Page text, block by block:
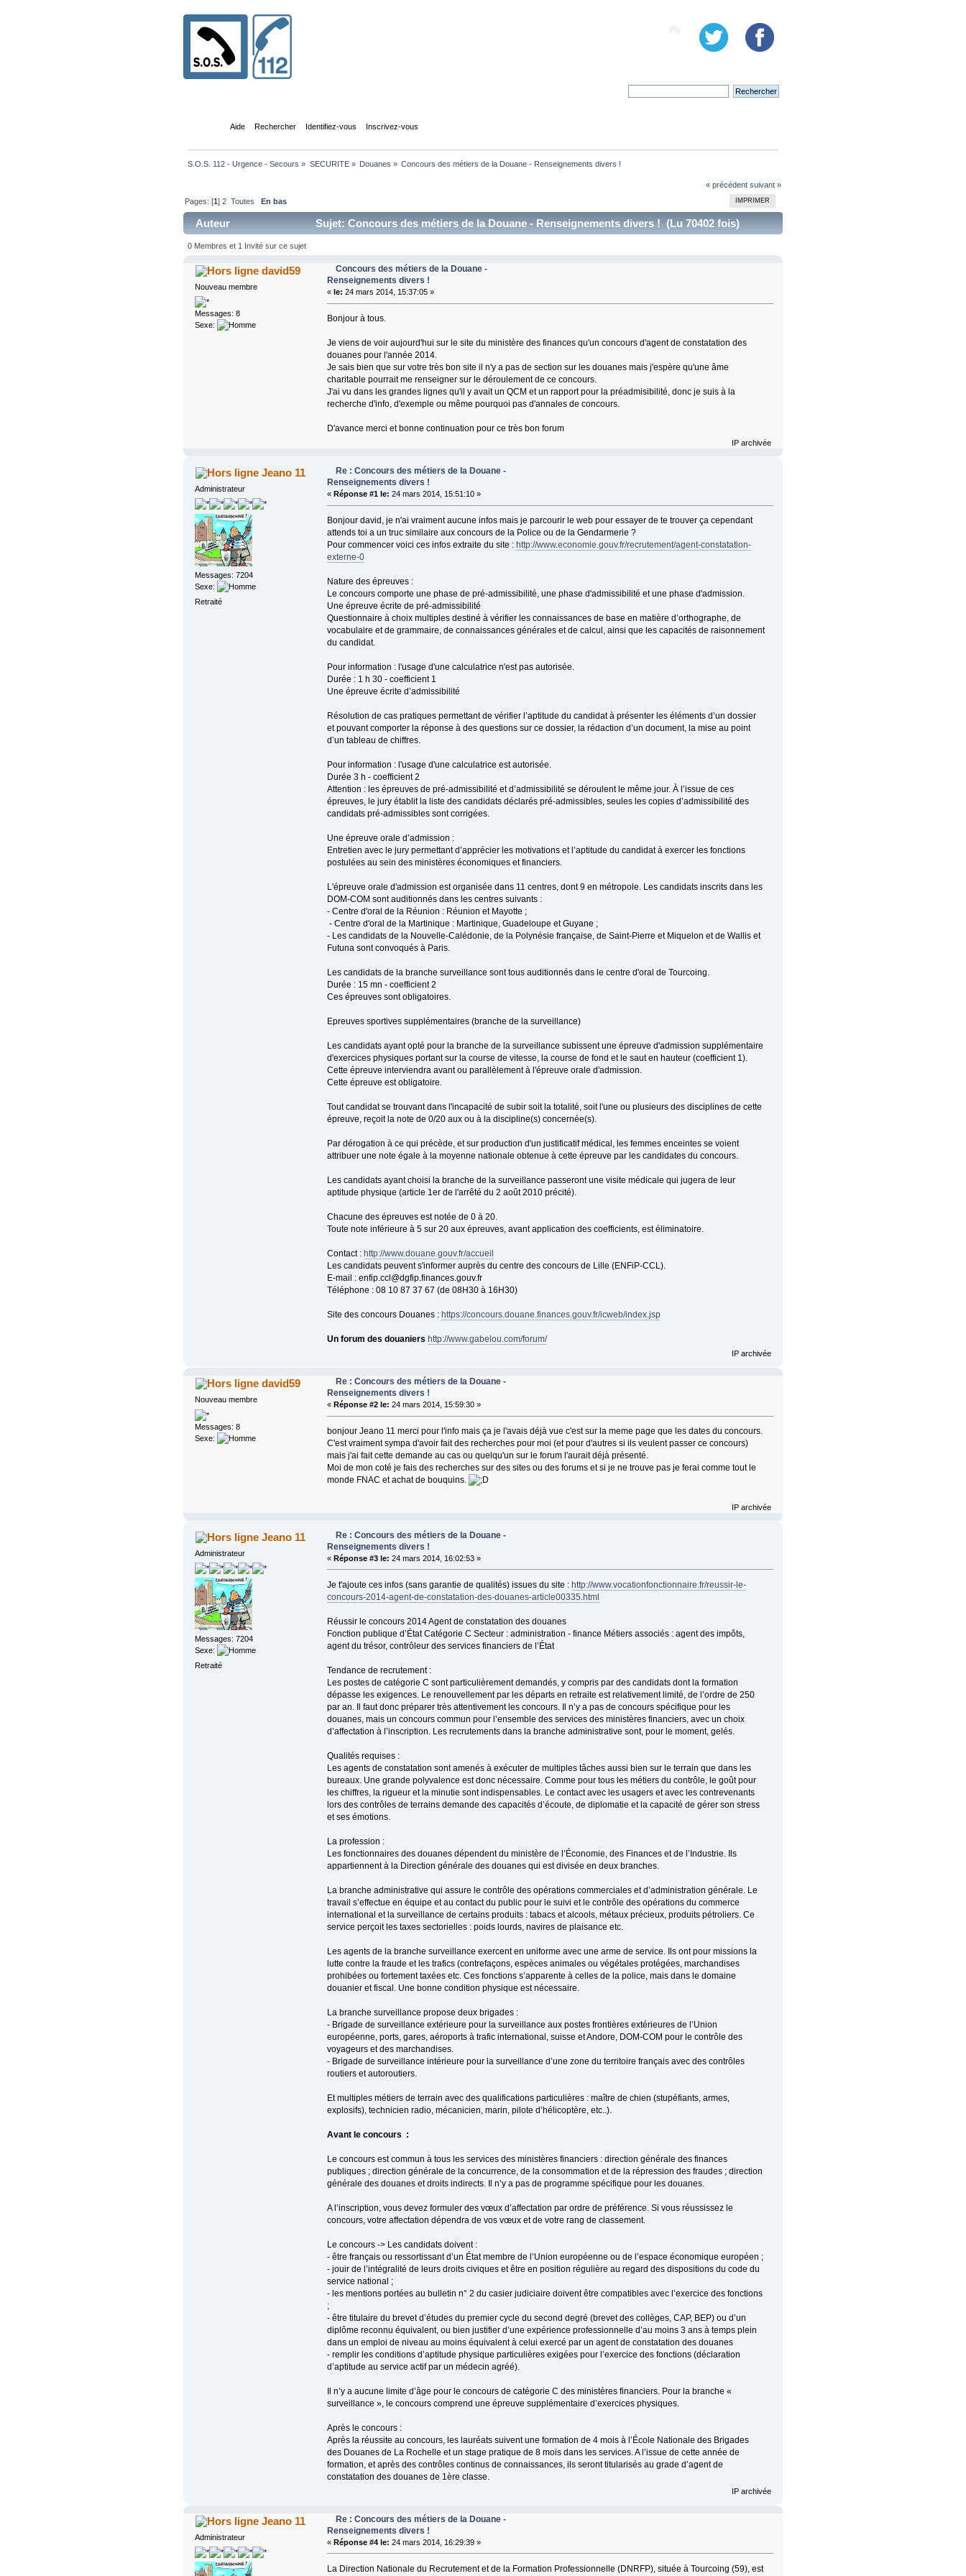
Aide Rechercher Identifiez-vous Inscrivez-vous
S.O.S. 112 - Urgence - Secours » SECURITE» Douanes » Concours des métiers de la Douane - Renseignements divers !
« précédent suivant »
IMPRIMER
Pages: [1]2 Toutes En bas
Auteur Sujet: Concours des métiers de la Douane - Renseignements divers ! (Lu 70402 fois)
0 Membres et 1 Invité sur ce sujet
david59
Nouveau membre
Messages: 8
Sexe:
Concours des métiers de la Douane -
Renseignements divers !
« le: 24 mars 2014, 15:37:05 »
Bonjour à tous.
Je viens de voir aujourd'hui sur le site du ministère des finances qu'un concours d'agent de constatation des
douanes pour l'année 2014.
Je sais bien que sur votre très bon site il n'y a pas de section sur les douanes mais j'espère qu'une âme
charitable pourrait me renseigner sur le déroulement de ce concours.
J'ai vu dans les grandes lignes qu'il y avait un QCM et un rapport pour la préadmisibilité, donc je suis à la
recherche d'info, d'exemple ou même pourquoi pas d'annales de concours.
D'avance merci et bonne continuation pour ce très bon forum
IP archivée
Jeano 11
Administrateur
Messages: 7204
Sexe:
Retraité
Re : Concours des métiers de la Douane -
Renseignements divers !
« Réponse #1 le: 24 mars 2014, 15:51:10 »
Bonjour david, je n'ai vraiment aucune infos mais je parcourir le web pour essayer de te trouver ça cependant
attends toi a un truc similaire aux concours de la Police ou de la Gendarmerie ?
Pour commencer voici ces infos extraite du site : http://www.economie.gouv.fr/recrutement/agent-constatation-
externe-0
Nature des épreuves :
Le concours comporte une phase de pré-admissibilité, une phase d'admissibilité et une phase d'admission.
Une épreuve écrite de pré-admissibilité
Questionnaire à choix multiples destiné à vérifier les connaissances de base en matière d’orthographe, de
vocabulaire et de grammaire, de connaissances générales et de calcul, ainsi que les capacités de raisonnement
du candidat.
Pour information : l'usage d'une calculatrice n'est pas autorisée.
Durée : 1 h 30 - coefficient 1
Une épreuve écrite d’admissibilité
Résolution de cas pratiques permettant de vérifier l’aptitude du candidat à présenter les éléments d’un dossier
et pouvant comporter la réponse à des questions sur ce dossier, la rédaction d’un document, la mise au point
d’un tableau de chiffres.
Pour information : l'usage d'une calculatrice est autorisée.
Durée 3 h - coefficient 2
Attention : les épreuves de pré-admissibilité et d’admissibilité se déroulent le même jour. À l’issue de ces
épreuves, le jury établit la liste des candidats déclarés pré-admissibles, seules les copies d’admissibilité des
candidats pré-admissibles sont corrigées.
Une épreuve orale d’admission :
Entretien avec le jury permettant d’apprécier les motivations et l’aptitude du candidat à exercer les fonctions
postulées au sein des ministères économiques et financiers.
L'épreuve orale d'admission est organisée dans 11 centres, dont 9 en métropole. Les candidats inscrits dans les
DOM-COM sont auditionnés dans les centres suivants :
- Centre d'oral de la Réunion : Réunion et Mayotte ;
- Centre d'oral de la Martinique : Martinique, Guadeloupe et Guyane ;
- Les candidats de la Nouvelle-Calédonie, de la Polynésie française, de Saint-Pierre et Miquelon et de Wallis et
Futuna sont convoqués à Paris.
Les candidats de la branche surveillance sont tous auditionnés dans le centre d'oral de Tourcoing.
Durée : 15 mn - coefficient 2
Ces épreuves sont obligatoires.
Epreuves sportives supplémentaires (branche de la surveillance)
Les candidats ayant opté pour la branche de la surveillance subissent une épreuve d'admission supplémentaire
d'exercices physiques portant sur la course de vitesse, la course de fond et le saut en hauteur (coefficient 1).
Cette épreuve interviendra avant ou parallèlement à l'épreuve orale d'admission.
Cette épreuve est obligatoire.
Tout candidat se trouvant dans l'incapacité de subir soit la totalité, soit l'une ou plusieurs des disciplines de cette
épreuve, reçoit la note de 0/20 aux ou à la discipline(s) concernée(s).
Par dérogation à ce qui précède, et sur production d'un justificatif médical, les femmes enceintes se voient
attribuer une note égale à la moyenne nationale obtenue à cette épreuve par les candidates du concours.
Les candidats ayant choisi la branche de la surveillance passeront une visite médicale qui jugera de leur
aptitude physique (article 1er de l'arrêté du 2 août 2010 précité).
Chacune des épreuves est notée de 0 à 20.
Toute note inférieure à 5 sur 20 aux épreuves, avant application des coefficients, est éliminatoire.
Contact : http://www.douane.gouv.fr/accueil
Les candidats peuvent s'informer auprès du centre des concours de Lille (ENFiP-CCL).
E-mail : enfip.ccl@dgfip.finances.gouv.fr
Téléphone : 08 10 87 37 67 (de 08H30 à 16H30)
Site des concours Douanes : https://concours.douane.finances.gouv.fr/icweb/index.jsp
Un forum des douaniers http://www.gabelou.com/forum/
IP archivée
david59
Nouveau membre
Messages: 8
Sexe:
Re : Concours des métiers de la Douane -
Renseignements divers !
« Réponse #2 le: 24 mars 2014, 15:59:30 »
bonjour Jeano 11 merci pour l'info mais ça je l'avais déjà vue c'est sur la meme page que les dates du concours.
C'est vraiment sympa d'avoir fait des recherches pour moi (et pour d'autres si ils veulent passer ce concours)
mais j'ai fait cette demande au cas ou quelqu'un sur le forum l'aurait déjà présenté.
Moi de mon coté je fais des recherches sur des sites ou des forums et si je ne trouve pas je ferai comme tout le
monde FNAC et achat de bouquins.
IP archivée
Jeano 11
Administrateur
Messages: 7204
Sexe:
Retraité
Re : Concours des métiers de la Douane -
Renseignements divers !
« Réponse #3 le: 24 mars 2014, 16:02:53 »
Je t'ajoute ces infos (sans garantie de qualités) issues du site : http://www.vocationfonctionnaire.fr/reussir-le-
concours-2014-agent-de-constatation-des-douanes-article00335.html
Réussir le concours 2014 Agent de constatation des douanes
Fonction publique d’État Catégorie C Secteur : administration - finance Métiers associés : agent des impôts,
agent du trésor, contrôleur des services financiers de l’État
Tendance de recrutement :
Les postes de catégorie C sont particulièrement demandés, y compris par des candidats dont la formation
dépasse les exigences. Le renouvellement par les départs en retraite est relativement limité, de l’ordre de 250
par an. Il faut donc préparer très attentivement les concours. Il n’y a pas de concours spécifique pour les
douanes, mais un concours commun pour l’ensemble des services des ministères financiers, avec un choix
d’affectation à l’inscription. Les recrutements dans la branche administrative sont, pour le moment, gelés.
Qualités requises :
Les agents de constatation sont amenés à exécuter de multiples tâches aussi bien sur le terrain que dans les
bureaux. Une grande polyvalence est donc nécessaire. Comme pour tous les métiers du contrôle, le goût pour
les chiffres, la rigueur et la minutie sont indispensables. Le contact avec les usagers et avec les contrevenants
lors des contrôles de terrains demande des capacités d’écoute, de diplomatie et la capacité de gérer son stress
et ses émotions.
La profession :
Les fonctionnaires des douanes dépendent du ministère de l’Économie, des Finances et de l’Industrie. Ils
appartiennent à la Direction générale des douanes qui est divisée en deux branches.
La branche administrative qui assure le contrôle des opérations commerciales et d’administration générale. Le
travail s’effectue en équipe et au contact du public pour le suivi et le contrôle des opérations du commerce
international et la surveillance de certains produits : tabacs et alcools, métaux précieux, produits pétroliers. Ce
service perçoit les taxes sectorielles : poids lourds, navires de plaisance etc.
Les agents de la branche surveillance exercent en uniforme avec une arme de service. Ils ont pour missions la
lutte contre la fraude et les trafics (contrefaçons, espèces animales ou végétales protégées, marchandises
prohibées ou fortement taxées etc. Ces fonctions s’apparente à celles de la police, mais dans le domaine
douanier et fiscal. Une bonne condition physique est nécessaire.
La branche surveillance propose deux brigades :
- Brigade de surveillance extérieure pour la surveillance aux postes frontières extérieures de l’Union
européenne, ports, gares, aéroports à trafic international, suisse et Andore, DOM-COM pour le contrôle des
voyageurs et des marchandises.
- Brigade de surveillance intérieure pour la surveillance d’une zone du territoire français avec des contrôles
routiers et autoroutiers.
Et multiples métiers de terrain avec des qualifications particulières : maître de chien (stupéfiants, armes,
explosifs), technicien radio, mécanicien, marin, pilote d’hélicoptère, etc..).
Avant le concours :
Le concours est commun à tous les services des ministères financiers : direction générale des finances
publiques ; direction générale de la concurrence, de la consommation et de la répression des fraudes ; direction
générale des douanes et droits indirects. Il n’y a pas de programme spécifique pour les douanes.
A l’inscription, vous devez formuler des vœux d’affectation par ordre de préférence. Si vous réussissez le
concours, votre affectation dépendra de vos vœux et de votre rang de classement.
Le concours -> Les candidats doivent :
- être français ou ressortissant d’un État membre de l’Union européenne ou de l’espace économique européen ;
- jouir de l’intégralité de leurs droits civiques et être en position régulière au regard des dispositions du code du
service national ;
- les mentions portées au bulletin n° 2 du casier judiciaire doivent être compatibles avec l’exercice des fonctions
;
- être titulaire du brevet d’études du premier cycle du second degré (brevet des collèges, CAP, BEP) ou d’un
diplôme reconnu équivalent, ou bien justifier d’une expérience professionnelle d’au moins 3 ans à temps plein
dans un emploi de niveau au moins équivalent à celui exercé par un agent de constatation des douanes
- remplir les conditions d’aptitude physique particulières exigées pour l’exercice des fonctions (déclaration
d’aptitude au service actif par un médecin agréé).
Il n’y a aucune limite d’âge pour le concours de catégorie C des ministères financiers. Pour la branche «
surveillance », le concours comprend une épreuve supplémentaire d’exercices physiques.
Après le concours :
Après la réussite au concours, les lauréats suivent une formation de 4 mois à l’École Nationale des Brigades
des Douanes de La Rochelle et un stage pratique de 8 mois dans les services. A l’issue de cette année de
formation, et après des contrôles continus de connaissances, ils seront titularisés au grade d’agent de
constatation des douanes de 1ère classe.
IP archivée
Jeano 11
Administrateur
Re : Concours des métiers de la Douane -
Renseignements divers !
« Réponse #4 le: 24 mars 2014, 16:29:39 »
La Direction Nationale du Recrutement et de la Formation Professionnelle (DNRFP), située à Tourcoing (59), est